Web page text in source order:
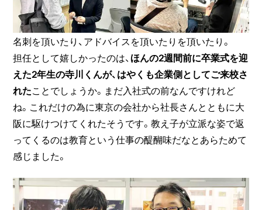
名刺を頂いたり、アドバイスを頂いたりを頂いたり。
担任として嬉しかったのは、 ほんの2週間前に卒業式を迎
えた2年生の寺川くんが、はやくも企業側としてご来校さ
れたことでしょうか。まだ入社式の前なんですけれど
ね。これだけの為に東京の会社から社長さんとともに大
阪に駆けつけてくれたそうです。教え子が立派な姿で返
ってくるのは教育という仕事の醍醐味だなとあらためて
感じました。